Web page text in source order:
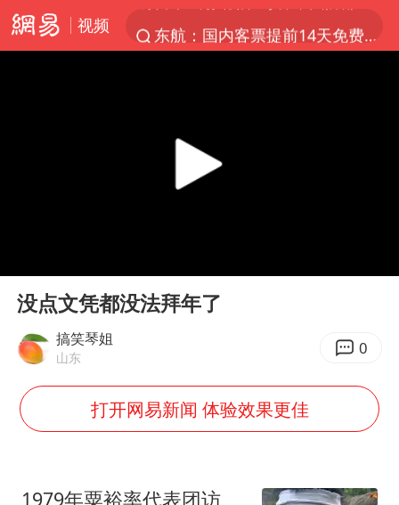
视频
“新疆阿勒泰八月能滑雪”不实
陈幸同晋级WTT横滨冠军赛8强
百花奖开幕式
广东雷州通报特教老师招聘违规事件
Play
没点文凭都没法拜年了
搞笑琴姐
山东 0
打开网易新闻 体验效果更佳
1979年粟裕率代表团访